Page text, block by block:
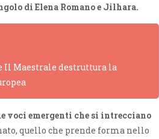
di Elena Romano e Jilhara.
Il Maestrale destruttura la
voci emergenti che si intrecciano
quello che prende forma nello